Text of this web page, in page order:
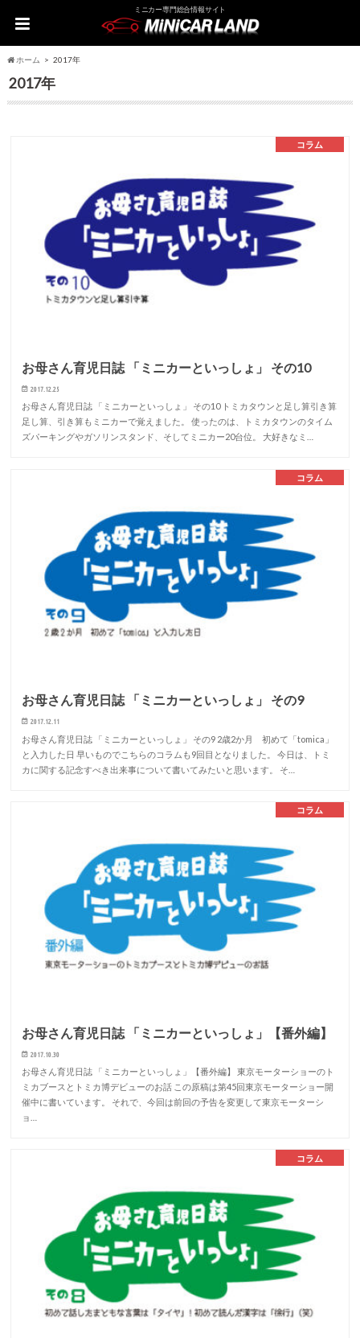
ミニカー専門総合情報サイト
ホーム 2017年
2017年
コラム
お母さん育児日誌 「ミニカーといっしょ」 その10
2017.12.25
お母さん育児日誌 「ミニカーといっしょ」 その10 トミカタウンと足し算引き算
足し算、引き算もミニカーで覚えました。 使ったのは、トミカタウンのタイム
ズパーキングやガソリンスタンド、そしてミニカー20台位。 大好きなミ…
コラム
お母さん育児日誌 「ミニカーといっしょ」 その9
2017.12.11
お母さん育児日誌 「ミニカーといっしょ」 その9 2歳2か月 初めて「tomica」
と入力した日 早いものでこちらのコラムも9回目となりました。 今日は、トミ
カに関する記念すべき出来事について書いてみたいと思います。 そ…
コラム
お母さん育児日誌 「ミニカーといっしょ」【番外編】
2017.10.30
お母さん育児日誌 「ミニカーといっしょ」【番外編】 東京モーターショーのト
ミカブースとトミカ博デビューのお話 この原稿は第45回東京モーターショー開
催中に書いています。 それで、今回は前回の予告を変更して東京モーターシ
ョ…
コラム